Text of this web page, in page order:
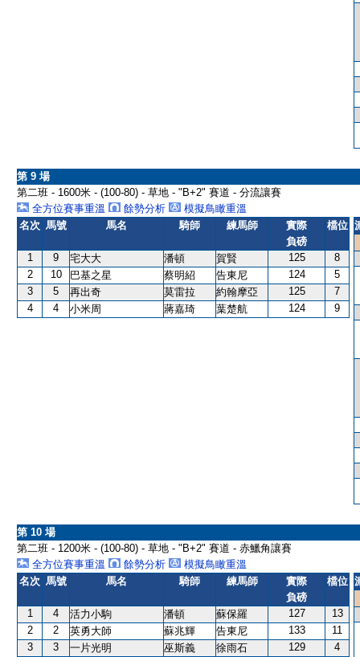
第 9 場
第二班 - 1600米 - (100-80) - 草地 - "B+2" 賽道 - 分流讓賽
全方位賽事重溫
餘勢分析
模擬鳥瞰重溫
名次 馬號 馬名 騎師 練馬師
實際
負磅
檔位
1 9 宅大大 潘頓 賀賢 125
8
2
10 巴基之星 蔡明紹 告東尼 124
5
3
5 再出奇 莫雷拉 約翰摩亞 125
7
4
4 小米周 蔣嘉琦 葉楚航 124 9
第 10 場
第二班 - 1200米 - (100-80) - 草地 - "B+2" 賽道 - 赤鱲角讓賽
全方位賽事重溫
餘勢分析
模擬鳥瞰重溫
名次 馬號 馬名 騎師 練馬師
實際
負磅
檔位
1 4 活力小駒 潘頓 蘇保羅 127
13
2
2 英勇大師 蘇兆輝 告東尼 133
11
3
3 一片光明 巫斯義 徐雨石 129
4